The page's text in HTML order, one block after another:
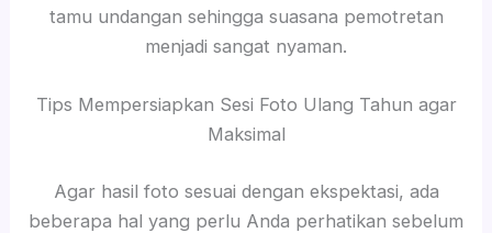
tamu undangan sehingga suasana pemotretan
menjadi sangat nyaman.
Tips Mempersiapkan Sesi Foto Ulang Tahun agar
Maksimal
Agar hasil foto sesuai dengan ekspektasi, ada
beberapa hal yang perlu Anda perhatikan sebelum